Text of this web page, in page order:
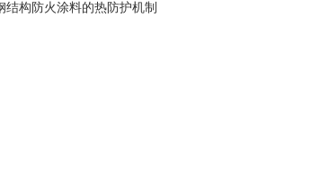
结构防火涂料的热防护机制